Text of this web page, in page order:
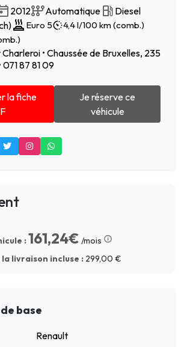
2012 Automatique
Diesel
Euro 5
4,4 l/100 km (comb.)
• Chaussée de Bruxelles, 235
87 81 09
la fiche
Je réserve ce
véhicule
:161,24€ /mois
livraison incluse : 299,00 €
base
Renault